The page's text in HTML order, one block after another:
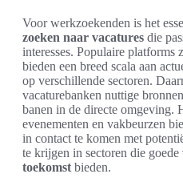
Voor werkzoekenden is het
zoeken naar vacatures die
interesses. Populaire platforms
bieden een breed scala aan
op verschillende sectoren.
vacaturebanken nuttige
banen in de directe omgeving.
evenementen en vakbeurzen
in contact te komen met
te krijgen in sectoren die goede
toekomst bieden.